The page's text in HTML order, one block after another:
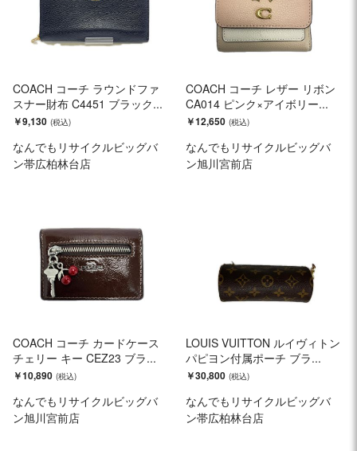
COACH コーチ ラウンドファ
スナー財布 C4451 ブラック...
￥9,130
なんでもリサイクルビッグバ
ン帯広柏林台店
COACH コーチ レザー リボン
CA014 ピンク×アイボリー...
￥12,650
なんでもリサイクルビッグバ
ン旭川宮前店
COACH コーチ カードケース
チェリー キー CEZ23 ブラ...
￥10,890
なんでもリサイクルビッグバ
ン旭川宮前店
LOUIS VUITTON ルイヴィトン
パピヨン付属ポーチ ブラ...
￥30,800
なんでもリサイクルビッグバ
ン帯広柏林台店